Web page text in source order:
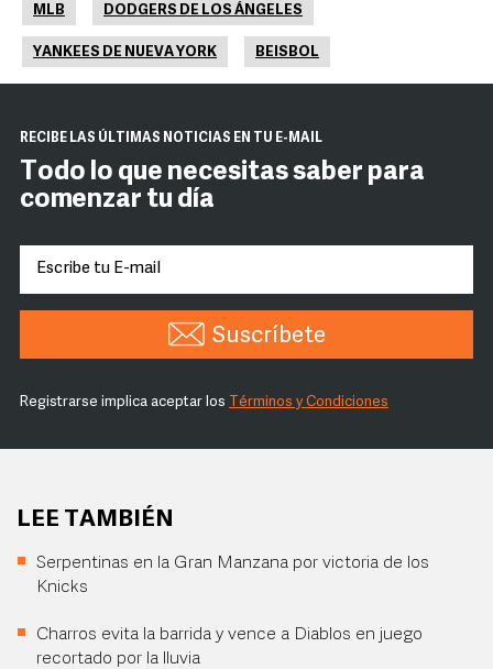
MLB DODGERS DE LOS ÁNGELES
YANKEES DE NUEVA YORK BEISBOL
RECIBE LAS ÚLTIMAS NOTICIAS EN TU E-MAIL
Todo lo que necesitas saber para
comenzar tu día
Suscríbete
Registrarse implica aceptar los Términos y Condiciones
LEE TAMBIÉN
Serpentinas en la Gran Manzana por victoria de los
Knicks
Charros evita la barrida y vence a Diablos en juego
recortado por la lluvia